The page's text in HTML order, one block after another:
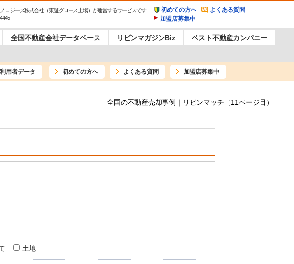
初めての方へ
よくある質問
加盟店募集中
ロジーズ株式会社（東証グロース上場）が運営するサービスです
全国不動産会社データベース リビンマガジンBiz
ベスト不動産カンパニー
用者データ 初めての方へ よくある質問 加盟店募集中
全国の不動産売却事例｜リビンマッチ（11ページ目）
土地